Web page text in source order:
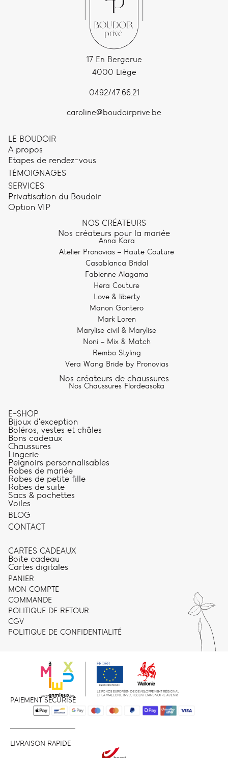
17 En Bergerue
4000 Liège
0492/47.66.21
caroline@boudoirprive.be
LE BOUDOIR
A propos
Etapes de rendez-vous
TÉMOIGNAGES
SERVICES
Privatisation du Boudoir
Option VIP
NOS CRÉATEURS
Nos créateurs pour la mariée
Anna Kara
Atelier Pronovias – Haute Couture
Casablanca Bridal
Fabienne Alagama
Hera Couture
Love & liberty
Manon Gontero
Mark Loren
Marylise civil & Marylise
Noni – Mix & Match
Rembo Styling
Vera Wang Bride by Pronovias
Nos créateurs de chaussures
Nos Chaussures Flordeasoka
E-SHOP
Bijoux d'exception
Boléros, vestes et châles
Bons cadeaux
Chaussures
Lingerie
Peignoirs personnalisables
Robes de mariée
Robes de petite fille
Robes de suite
Sacs & pochettes
Voiles
BLOG
CONTACT
CARTES CADEAUX
Boite cadeau
Cartes digitales
PANIER
MON COMPTE
COMMANDE
POLITIQUE DE RETOUR
CGV
POLITIQUE DE CONFIDENTIALITÉ
PAIEMENT SÉCURISÉ
LIVRAISON RAPIDE